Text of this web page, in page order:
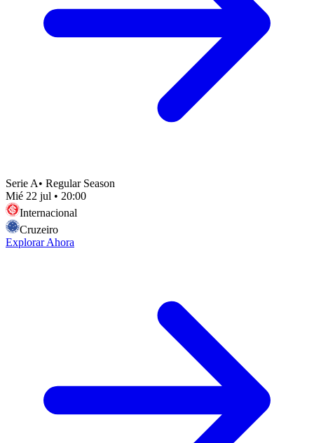
Serie A• Regular Season
Mié 22 jul • 20:00
Internacional
Cruzeiro
Explorar Ahora